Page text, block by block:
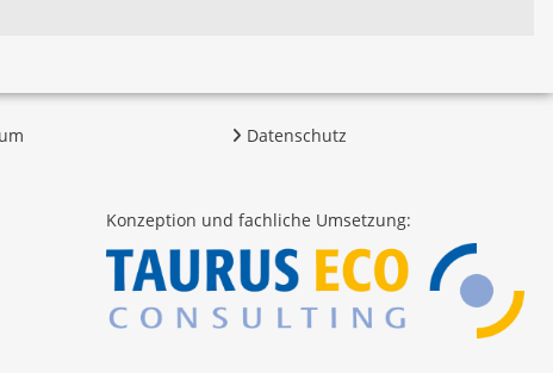
Datenschutz
Konzeption und fachliche Umsetzung: